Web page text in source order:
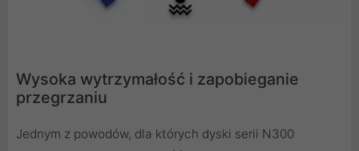
Wysoka wytrzymałość i zapobieganie
przegrzaniu
Jednym z powodów, dla których dyski serii N300